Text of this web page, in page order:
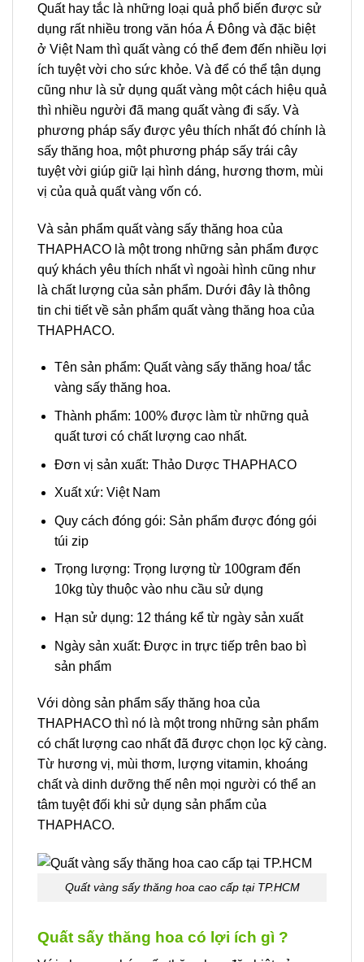
Quất hay tắc là những loại quả phổ biến được sử
dụng rất nhiều trong văn hóa Á Đông và đặc biệt
ở Việt Nam thì quất vàng có thể đem đến nhiều lợi
ích tuyệt vời cho sức khỏe. Và để có thể tận dụng
cũng như là sử dụng quất vàng một cách hiệu quả
thì nhiều người đã mang quất vàng đi sấy. Và
phương pháp sấy được yêu thích nhất đó chính là
sấy thăng hoa, một phương pháp sấy trái cây
tuyệt vời giúp giữ lại hình dáng, hương thơm, mùi
vị của quả quất vàng vốn có.
Và sản phẩm quất vàng sấy thăng hoa của
THAPHACO là một trong những sản phẩm được
quý khách yêu thích nhất vì ngoài hình cũng như
là chất lượng của sản phẩm. Dưới đây là thông
tin chi tiết về sản phẩm quất vàng thăng hoa của
THAPHACO.
Tên sản phẩm: Quất vàng sấy thăng hoa/ tắc
vàng sấy thăng hoa.
Thành phẩm: 100% được làm từ những quả
quất tươi có chất lượng cao nhất.
Đơn vị sản xuất: Thảo Dược THAPHACO
Xuất xứ: Việt Nam
Quy cách đóng gói: Sản phẩm được đóng gói
túi zip
Trọng lượng: Trọng lượng từ 100gram đến
10kg tùy thuộc vào nhu cầu sử dụng
Hạn sử dụng: 12 tháng kể từ ngày sản xuất
Ngày sản xuất: Được in trực tiếp trên bao bì
sản phẩm
Với dòng sản phẩm sấy thăng hoa của
THAPHACO thì nó là một trong những sản phẩm
có chất lượng cao nhất đã được chọn lọc kỹ càng.
Từ hương vị, mùi thơm, lượng vitamin, khoáng
chất và dinh dưỡng thế nên mọi người có thể an
tâm tuyệt đối khi sử dụng sản phẩm của
THAPHACO.
Quất vàng sấy thăng hoa cao cấp tại TP.HCM
Quất sấy thăng hoa có lợi ích gì ?